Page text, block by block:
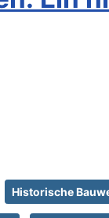
Historische